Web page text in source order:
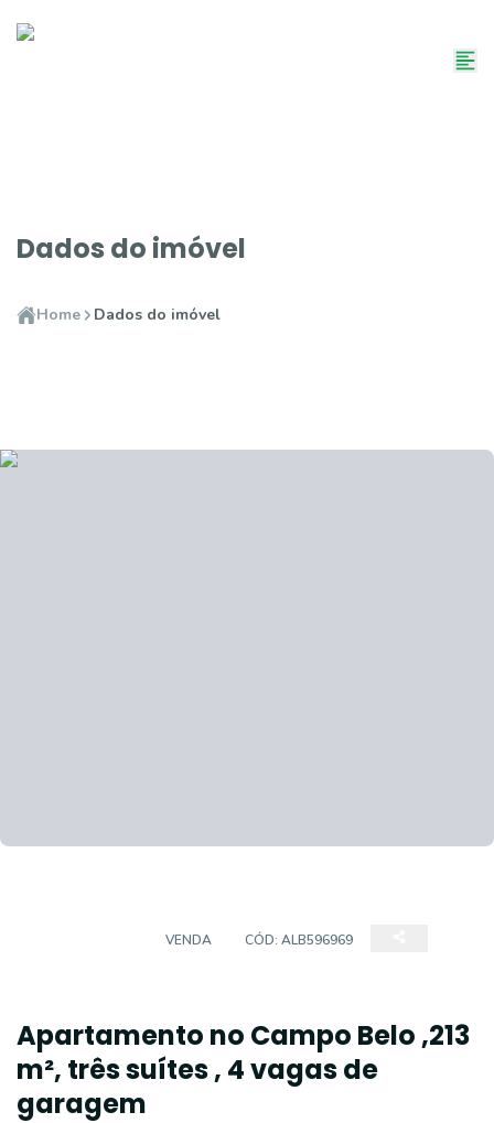
Dados do imóvel
Home Dados do imóvel
VENDA CÓD: ALB596969
Apartamento no Campo Belo ,213
m², três suítes , 4 vagas de
garagem